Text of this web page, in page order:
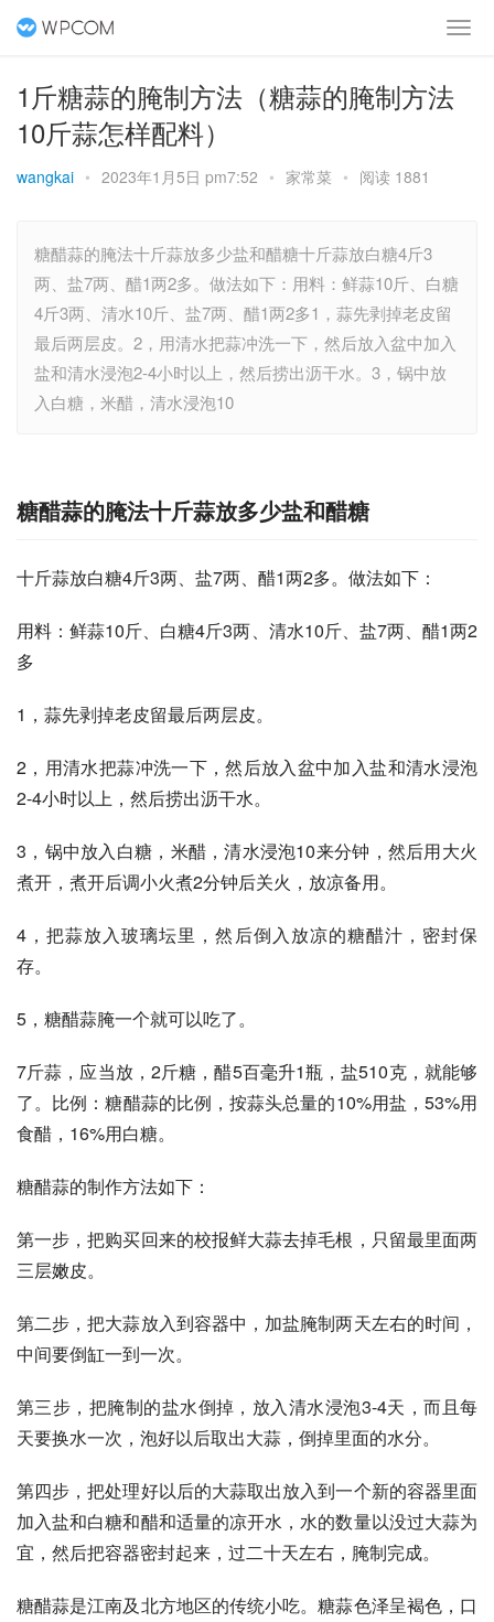
1斤糖蒜的腌制方法（糖蒜的腌制方法
10斤蒜怎样配料）
wangkai • 2023年1月5日 pm7:52 • 家常菜 • 阅读 1881
糖醋蒜的腌法十斤蒜放多少盐和醋糖十斤蒜放白糖4斤3
两、盐7两、醋1两2多。做法如下：用料：鲜蒜10斤、白糖
4斤3两、清水10斤、盐7两、醋1两2多1，蒜先剥掉老皮留
最后两层皮。2，用清水把蒜冲洗一下，然后放入盆中加入
盐和清水浸泡2-4小时以上，然后捞出沥干水。3，锅中放
入白糖，米醋，清水浸泡10
糖醋蒜的腌法十斤蒜放多少盐和醋糖
十斤蒜放白糖4斤3两、盐7两、醋1两2多。做法如下：
用料：鲜蒜10斤、白糖4斤3两、清水10斤、盐7两、醋1两2
多
1，蒜先剥掉老皮留最后两层皮。
2，用清水把蒜冲洗一下，然后放入盆中加入盐和清水浸泡
2-4小时以上，然后捞出沥干水。
3，锅中放入白糖，米醋，清水浸泡10来分钟，然后用大火
煮开，煮开后调小火煮2分钟后关火，放凉备用。
4，把蒜放入玻璃坛里，然后倒入放凉的糖醋汁，密封保
存。
5，糖醋蒜腌一个就可以吃了。
7斤蒜，应当放，2斤糖，醋5百毫升1瓶，盐510克，就能够
了。比例：糖醋蒜的比例，按蒜头总量的10%用盐，53%用
食醋，16%用白糖。
糖醋蒜的制作方法如下：
第一步，把购买回来的校报鲜大蒜去掉毛根，只留最里面两
三层嫩皮。
第二步，把大蒜放入到容器中，加盐腌制两天左右的时间，
中间要倒缸一到一次。
第三步，把腌制的盐水倒掉，放入清水浸泡3-4天，而且每
天要换水一次，泡好以后取出大蒜，倒掉里面的水分。
第四步，把处理好以后的大蒜取出放入到一个新的容器里面
加入盐和白糖和醋和适量的凉开水，水的数量以没过大蒜为
宜，然后把容器密封起来，过二十天左右，腌制完成。
糖醋蒜是江南及北方地区的传统小吃。糖蒜色泽呈褐色，口